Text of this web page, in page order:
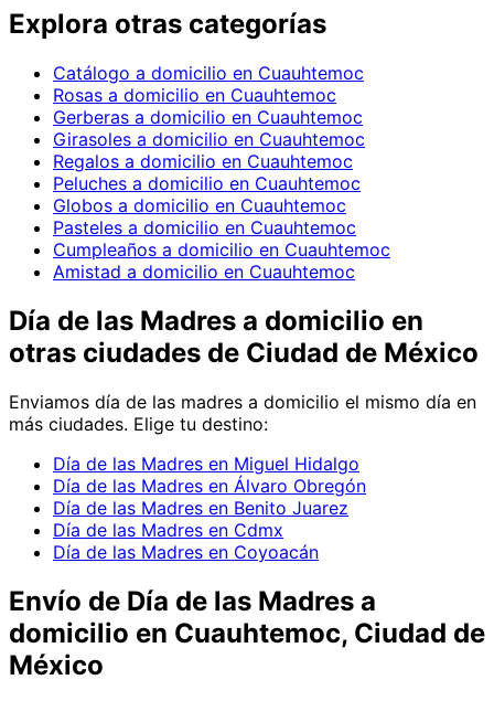
Explora otras categorías
Catálogo a domicilio en Cuauhtemoc
Rosas a domicilio en Cuauhtemoc
Gerberas a domicilio en Cuauhtemoc
Girasoles a domicilio en Cuauhtemoc
Regalos a domicilio en Cuauhtemoc
Peluches a domicilio en Cuauhtemoc
Globos a domicilio en Cuauhtemoc
Pasteles a domicilio en Cuauhtemoc
Cumpleaños a domicilio en Cuauhtemoc
Amistad a domicilio en Cuauhtemoc
Día de las Madres a domicilio en
otras ciudades de Ciudad de México
Enviamos día de las madres a domicilio el mismo día en
más ciudades. Elige tu destino:
Día de las Madres en Miguel Hidalgo
Día de las Madres en Álvaro Obregón
Día de las Madres en Benito Juarez
Día de las Madres en Cdmx
Día de las Madres en Coyoacán
Envío de Día de las Madres a
domicilio en Cuauhtemoc, Ciudad de
México